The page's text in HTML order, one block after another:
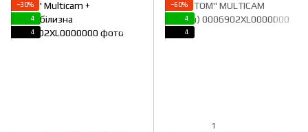
−30%
4
4
−60%
4
4
1